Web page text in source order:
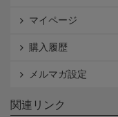
マイページ
購入履歴
メルマガ設定
関連リンク